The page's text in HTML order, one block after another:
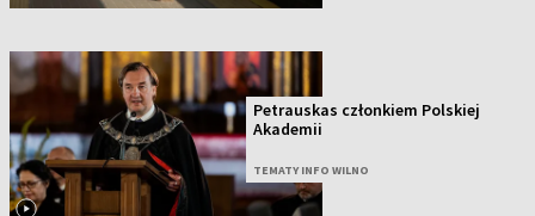
Petrauskas członkiem Polskiej
Akademii
TEMATY INFO WILNO